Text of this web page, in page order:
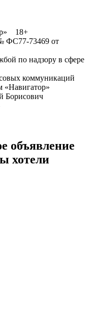
18+
ФС77-73469 от
по надзору в сфере
коммуникаций
«Навигатор»
Борисович
объявление
хотели